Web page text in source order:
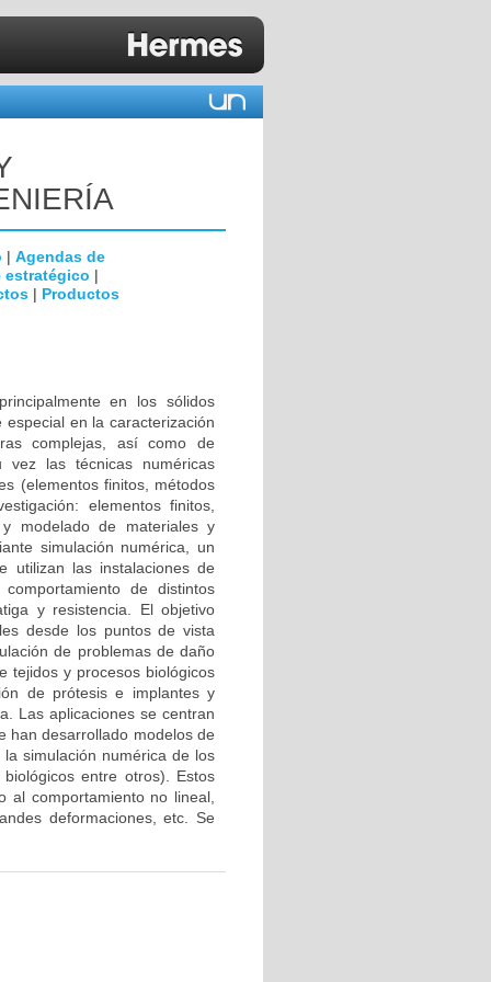
| Agendas de
estratégico |
| Productos
en los sólidos
en la caracterización
complejas, así como de
las técnicas numéricas
(elementos finitos, métodos
elementos finitos,
y modelado de materiales y
simulación numérica, un
utilizan las instalaciones de
de distintos
y resistencia. El objetivo
desde los puntos de vista
de problemas de daño
tejidos y procesos biológicos
de prótesis e implantes y
Las aplicaciones se centran
han desarrollado modelos de
simulación numérica de los
entre otros). Estos
al comportamiento no lineal,
deformaciones, etc. Se